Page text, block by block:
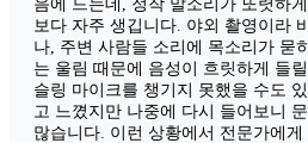
음에 드는데, 정작 말소리가 또렷하
보다 자주 생깁니다. 야외 촬영이라
나, 주변 사람들 소리에 목소리가 묻
는 울림 때문에 음성이 흐릿하게 들
슬링 마이크를 챙기지 못했을 수도
고 느꼈지만 나중에 다시 들어보니
많습니다. 이런 상황에서 전문가에